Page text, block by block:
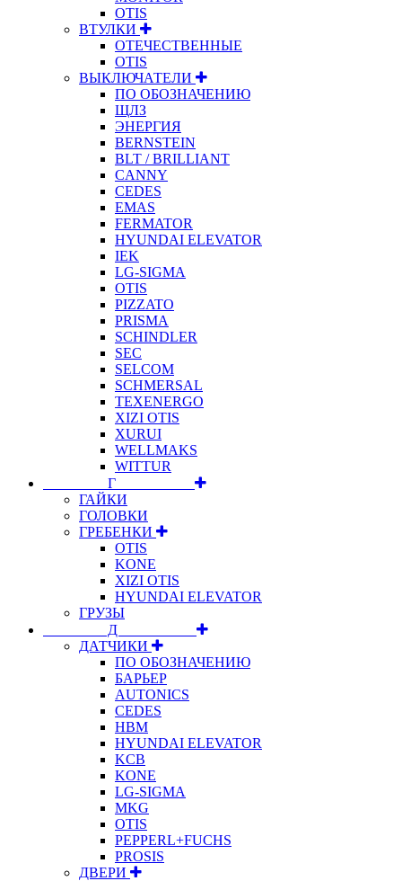
OTIS
ВТУЛКИ
ОТЕЧЕСТВЕННЫЕ
OTIS
ВЫКЛЮЧАТЕЛИ
ПО ОБОЗНАЧЕНИЮ
ЩЛЗ
ЭНЕРГИЯ
BERNSTEIN
BLT / BRILLIANT
CANNY
CEDES
EMAS
FERMATOR
HYUNDAI ELEVATOR
IEK
LG-SIGMA
OTIS
PIZZATO
PRISMA
SCHINDLER
SEC
SELCOM
SCHMERSAL
TEXENERGO
XIZI OTIS
XURUI
WELLMAKS
WITTUR
⠀⠀⠀⠀⠀⠀Г⠀⠀⠀⠀⠀⠀⠀
ГАЙКИ
ГОЛОВКИ
ГРЕБЕНКИ
OTIS
KONE
XIZI OTIS
HYUNDAI ELEVATOR
ГРУЗЫ
⠀⠀⠀⠀⠀⠀Д⠀⠀⠀⠀⠀⠀⠀
ДАТЧИКИ
ПО ОБОЗНАЧЕНИЮ
БАРЬЕР
AUTONICS
CEDES
HBM
HYUNDAI ELEVATOR
KCB
KONE
LG-SIGMA
MKG
OTIS
PEPPERL+FUCHS
PROSIS
ДВЕРИ